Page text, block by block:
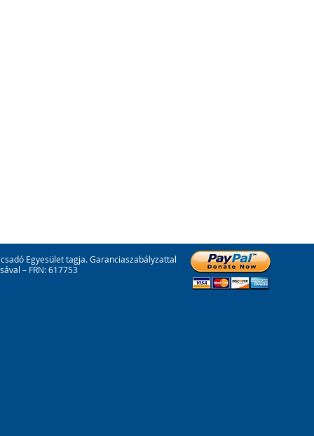
Egyesület tagja. Garanciaszabályzattal
– FRN: 617753